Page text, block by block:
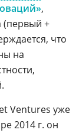
,
(первый +
что
на
Ventures уже
2014 г. он